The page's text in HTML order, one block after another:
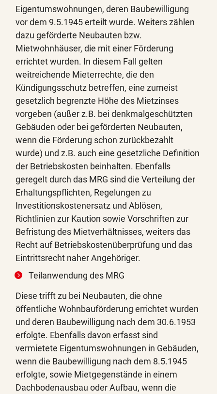
Eigentumswohnungen, deren Baubewilligung
vor dem 9.5.1945 erteilt wurde. Weiters zählen
dazu geförderte Neubauten bzw.
Mietwohnhäuser, die mit einer Förderung
errichtet wurden. In diesem Fall gelten
weitreichende Mieterrechte, die den
Kündigungsschutz betreffen, eine zumeist
gesetzlich begrenzte Höhe des Mietzinses
vorgeben (außer z.B. bei denkmalgeschützten
Gebäuden oder bei geförderten Neubauten,
wenn die Förderung schon zurückbezahlt
wurde) und z.B. auch eine gesetzliche Definition
der Betriebskosten beinhalten. Ebenfalls
geregelt durch das MRG sind die Verteilung der
Erhaltungspflichten, Regelungen zu
Investitionskostenersatz und Ablösen,
Richtlinien zur Kaution sowie Vorschriften zur
Befristung des Mietverhältnisses, weiters das
Recht auf Betriebskostenüberprüfung und das
Eintrittsrecht naher Angehöriger.
Teilanwendung des MRG
Diese trifft zu bei Neubauten, die ohne
öffentliche Wohnbauförderung errichtet wurden
und deren Baubewilligung nach dem 30.6.1953
erfolgte. Ebenfalls davon erfasst sind
vermietete Eigentumswohnungen in Gebäuden,
wenn die Baubewilligung nach dem 8.5.1945
erfolgte, sowie Mietgegenstände in einem
Dachbodenausbau oder Aufbau, wenn die